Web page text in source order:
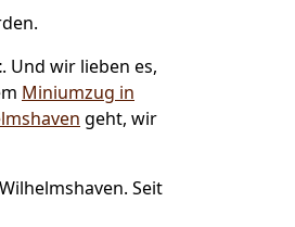
. Und wir lieben es,
Miniumzug in
geht, wir
Seit